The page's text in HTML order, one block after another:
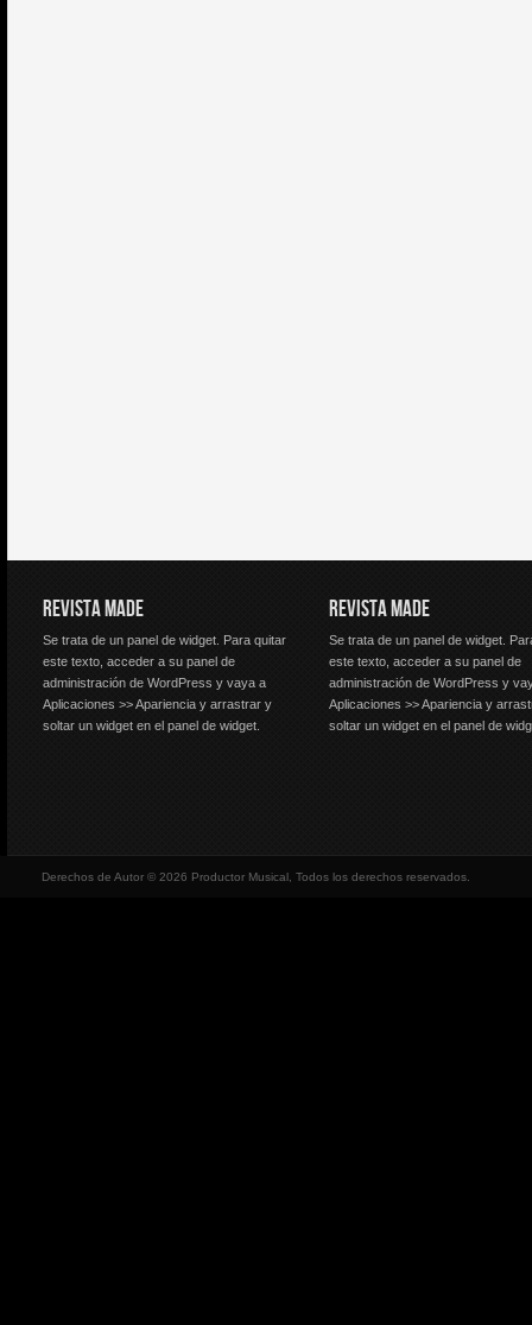
REVISTA MADE
Se trata de un panel de widget. Para quitar
este texto, acceder a su panel de
administración de WordPress y vaya a
Aplicaciones >> Apariencia y arrastrar y
soltar un widget en el panel de widget.
REVISTA MADE
Se trata de un panel de widget.
este texto, acceder a su panel de
administración de WordPress y
Aplicaciones >> Apariencia y
soltar un widget en el panel de
Derechos de Autor © 2026 Productor Musical, Todos los derechos reservados.